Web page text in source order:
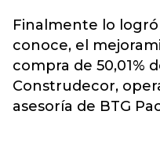
Finalmente lo
conoce, el
compra de 50,01%
Construdecor,
asesoría de BTG